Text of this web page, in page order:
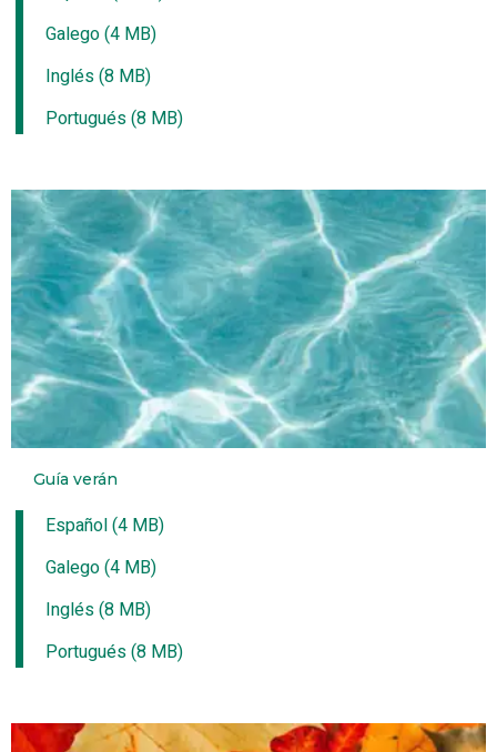
Galego (4 MB)
Inglés (8 MB)
Portugués (8 MB)
Guía verán
Español (4 MB)
Galego (4 MB)
Inglés (8 MB)
Portugués (8 MB)